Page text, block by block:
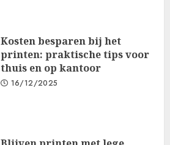
Kosten besparen bij het
printen: praktische tips voor
thuis en op kantoor
16/12/2025